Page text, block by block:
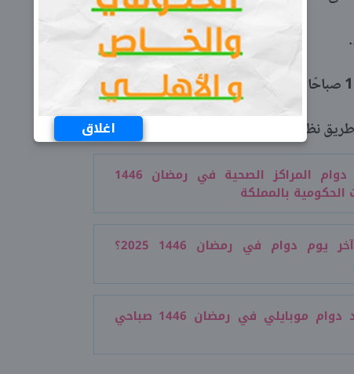
اغلاق
نظام الحجز والمواعيد مباشرة من منقة «أبشر».
أوقات دوام المراكز الصحية في رمضان 1446
بالمملكة
متى آخر يوم دوام في رمضان 1446 2025؟
مواعيد دوام موبايلي في رمضان 1446 صباحي